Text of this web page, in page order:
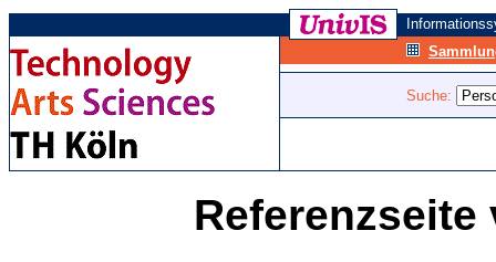
Suche:
Referenzseite